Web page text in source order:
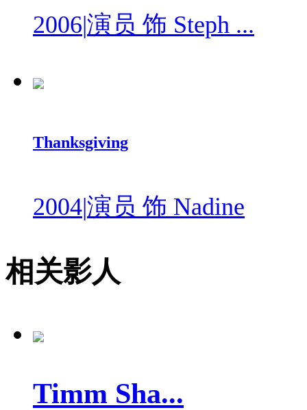
2006|演员 饰 Steph ...
Thanksgiving
2004|演员 饰 Nadine
相关影人
Timm Sha...